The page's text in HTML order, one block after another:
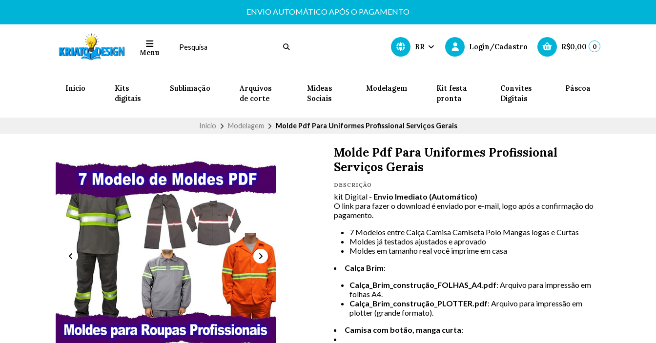
ENVIO AUTOMÁTICO APÓS O PAGAMENTO
Menu
BR Login/Cadastro R$0,00 0
Inicio
Kits
digitais
Sublimação
Arquivos
de corte
Mídeas
Sociais
Modelagem
Kit festa
pronta
Convites
Digitais
Páscoa
Início Modelagem Molde Pdf Para Uniformes Profissional Serviços Gerais
Molde Pdf Para Uniformes Profissional
Serviços Gerais
DESCRIÇÃO
kit Digital - Envio Imediato (Automático)
O link para fazer o download é enviado por e-mail, logo após a confirmação do
pagamento.
7 Modelos entre Calça Camisa Camiseta Polo Mangas logas e Curtas
Moldes já testados ajustados e aprovado
Moldes em tamanho real você imprime em casa
Calça Brim:
Calça_Brim_construção_FOLHAS_A4.pdf: Arquivo para impressão em
folhas A4.
Calça_Brim_construção_PLOTTER.pdf: Arquivo para impressão em
plotter (grande formato).
Camisa com botão, manga curta: